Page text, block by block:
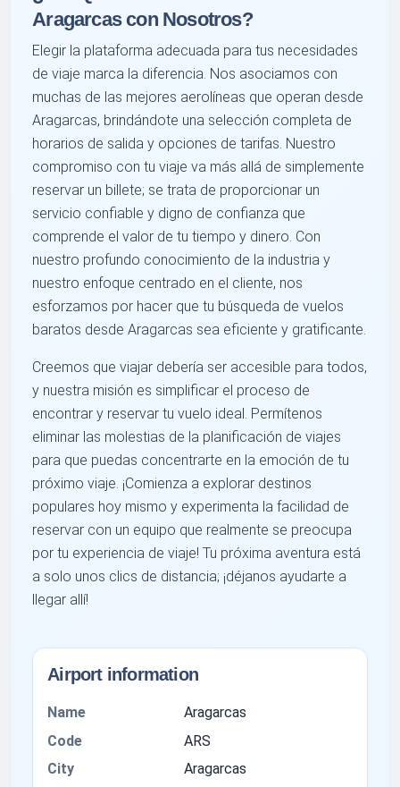
Aragarcas con Nosotros?
Elegir la plataforma adecuada para tus necesidades
de viaje marca la diferencia. Nos asociamos con
muchas de las mejores aerolíneas que operan desde
Aragarcas, brindándote una selección completa de
horarios de salida y opciones de tarifas. Nuestro
compromiso con tu viaje va más allá de simplemente
reservar un billete; se trata de proporcionar un
servicio confiable y digno de confianza que
comprende el valor de tu tiempo y dinero. Con
nuestro profundo conocimiento de la industria y
nuestro enfoque centrado en el cliente, nos
esforzamos por hacer que tu búsqueda de vuelos
baratos desde Aragarcas sea eficiente y gratificante.
Creemos que viajar debería ser accesible para todos,
y nuestra misión es simplificar el proceso de
encontrar y reservar tu vuelo ideal. Permítenos
eliminar las molestias de la planificación de viajes
para que puedas concentrarte en la emoción de tu
próximo viaje. ¡Comienza a explorar destinos
populares hoy mismo y experimenta la facilidad de
reservar con un equipo que realmente se preocupa
por tu experiencia de viaje! Tu próxima aventura está
a solo unos clics de distancia; ¡déjanos ayudarte a
llegar allí!
Airport information
Name
Aragarcas
Code
ARS
City
Aragarcas